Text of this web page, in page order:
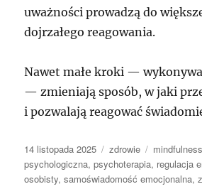
uważności prowadzą do
dojrzałego reagowania.
Nawet małe kroki —
— zmieniają sposób, w jaki
i pozwalają reagować
Data
publikacji
14 listopada 2025 Kategorie
zdrowie Tagi
mindfulness
psychologiczna,psychoterapia, regulacja
osobisty,samoświadomość emocjonalna,